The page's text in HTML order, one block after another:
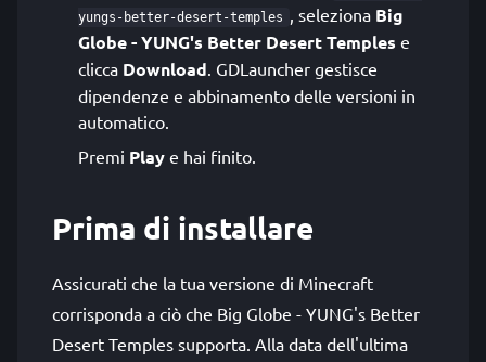
yungs-better-desert-temples , seleziona Big
Globe - YUNG's Better Desert Temples e
clicca Download. GDLauncher gestisce
dipendenze e abbinamento delle versioni in
automatico.
Premi Play e hai finito.
Prima di installare
Assicurati che la tua versione di Minecraft
corrisponda a ciò che Big Globe - YUNG's Better
Desert Temples supporta. Alla data dell'ultima